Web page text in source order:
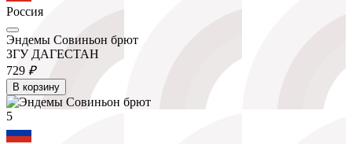
Россия
Эндемы Совиньон брют
ЗГУ ДАГЕСТАН
729 ₽
В корзину
5